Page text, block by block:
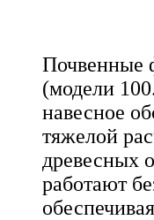
Почвенные
(модели
навесное
тяжелой
древесных
работают